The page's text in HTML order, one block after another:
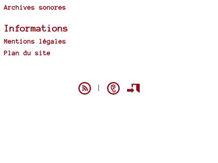
Archives sonores
Informations
Mentions légales
Plan du site
|